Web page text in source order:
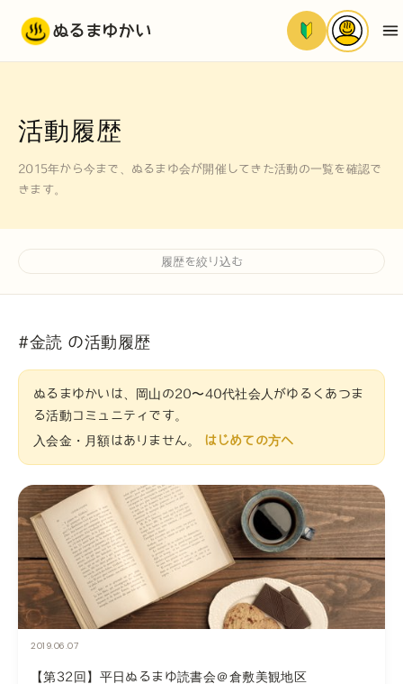
ぬるまゆかい
活動履歴
2015年から今まで、ぬるまゆ会が開催してきた活動の一覧を確認で
きます。
履歴を絞り込む
#金読 の活動履歴
ぬるまゆかいは、岡山の20〜40代社会人がゆるくあつま
る活動コミュニティです。
入会金・月額はありません。 はじめての方へ
2019.06.07
【第32回】平日ぬるまゆ読書会＠倉敷美観地区